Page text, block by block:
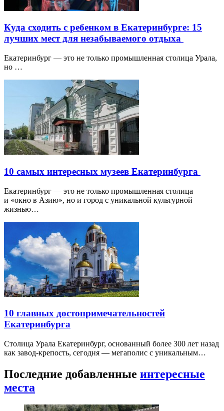
Куда сходить с ребенком в Екатеринбурге: 15
лучших мест для незабываемого отдыха
Екатеринбург — это не только промышленная столица Урала,
но …
10 самых интересных музеев Екатеринбурга
Екатеринбург — это не только промышленная столица
и «окно в Азию», но и город с уникальной культурной
жизнью…
10 главных достопримечательностей
Екатеринбурга
Столица Урала Екатеринбург, основанный более 300 лет назад
как завод-крепость, сегодня — мегаполис с уникальным…
Последние добавленные интересные
места